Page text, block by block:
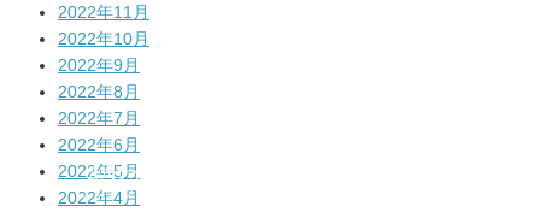
2022年11月
2022年10月
2022年9月
2022年8月
2022年7月
2022年6月
2022年5月
2022年4月
公式サイト
はコチラ!